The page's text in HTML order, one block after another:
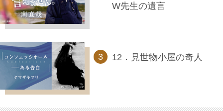
W先生の遺言
12．見世物小屋の奇人